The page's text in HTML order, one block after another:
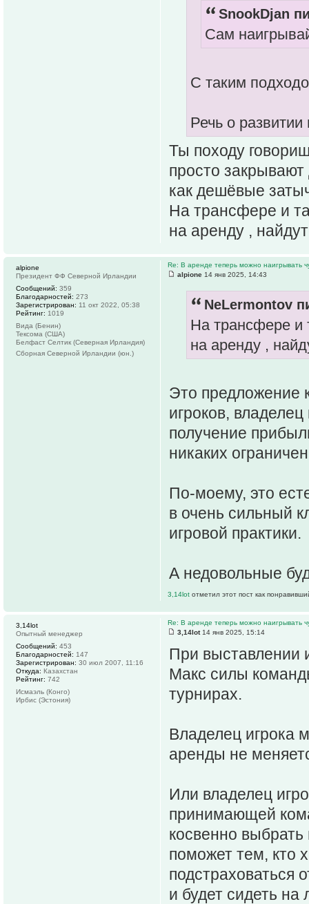
SnookDjan
Сам
С таким
Речь о
Ты походу
просто
как дешёвые
На трансфере и
на аренду ,
Re: В аренде теперь можно наигрывать
alpione 14 янв 2025, 14:43
NeLermontov
На трансфере и
на аренду ,
Это предложение
игроков,
получение
никаких
По-моему, это
в очень сильный
игровой практики.
А недовольные
3,14lot отметил этот пост как
alpione
Президент ФФ Северной Ирландии
Сообщений: 359
Благодарностей: 273
Зарегистрирован: 11 окт 2022, 05:38
Рейтинг: 1019
Вида (Бенин)
Тексома (США)
Белфаст Селтик (Северная Ирландия)
Сборная Северной Ирландии (юн.)
Re: В аренде теперь можно наигрывать
3,14lot14 янв 2025, 15:14
При выставлении
Макс силы
турнирах.
Владелец игрока
аренды не
Или владелец
принимающей
косвенно выбрать
поможет тем, кто
подстраховаться
и будет сидеть на
3,14lot
Опытный менеджер
Сообщений: 453
Благодарностей: 147
Зарегистрирован: 30 июл 2007, 11:16
Откуда: Казахстан
Рейтинг: 742
Исмаэль (Конго)
Ирбис (Эстония)